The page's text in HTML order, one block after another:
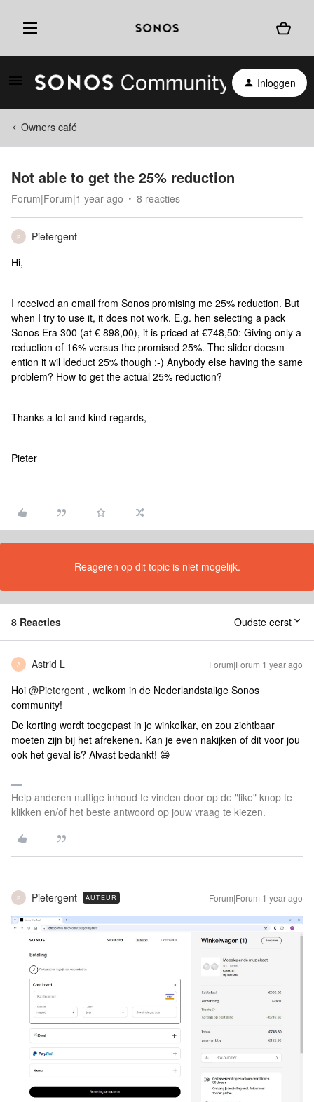
Inloggen
Owners café
Not able to get the 25% reduction
Forum|Forum|1 year ago 8 reacties
P
Pietergent
Hi,
I received an email from Sonos promising me 25% reduction. But
when I try to use it, it does not work. E.g. hen selecting a pack
Sonos Era 300 (at € 898,00), it is priced at €748,50: Giving only a
reduction of 16% versus the promised 25%. The slider doesm
ention it wil ldeduct 25% though :-) Anybody else having the same
problem? How to get the actual 25% reduction?
Thanks a lot and kind regards,
Pieter
Reageren op dit topic is niet mogelijk.
8 Reacties Oudste eerst
A Astrid L Forum|Forum|1 year ago
Hoi ​ @Pietergent , welkom in de Nederlandstalige Sonos
community!
De korting wordt toegepast in je winkelkar, en zou zichtbaar
moeten zijn bij het afrekenen. Kan je even nakijken of dit voor jou
ook het geval is? Alvast bedankt! 😄
Help anderen nuttige inhoud te vinden door op de "like" knop te
klikken en/of het beste antwoord op jouw vraag te kiezen.
P Pietergent AUTEUR Forum|Forum|1 year ago